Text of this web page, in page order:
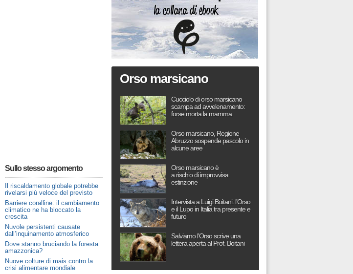
Sullo stesso argomento
Il riscaldamento globale potrebbe
rivelarsi più veloce del previsto
Barriere coralline: il cambiamento
climatico ne ha bloccato la
crescita
Nuvole persistenti causate
dall’inquinamento atmosferico
Dove stanno bruciando la foresta
amazzonica?
Nuove colture di mais contro la
crisi alimentare mondiale
Orso marsicano
Cucciolo di orso marsicano
scampa ad avvelenamento:
forse morta la mamma
Orso marsicano, Regione
Abruzzo sospende pascolo in
alcune aree
Orso marsicano è
a rischio di improvvisa
estinzione
Intervista a Luigi Boitani: l’Orso
e il Lupo in Italia tra presente e
futuro
Salviamo l’Orso scrive una
lettera aperta al Prof. Boitani